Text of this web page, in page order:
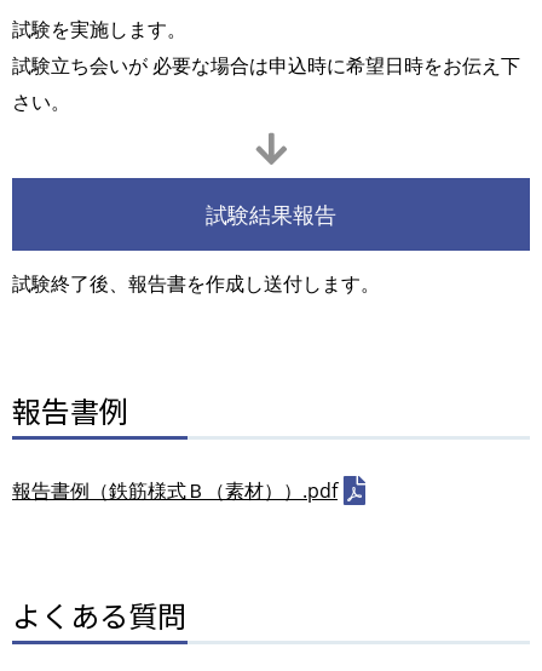
試験を実施します。
試験立ち会いが 必要な場合は申込時に希望日時をお伝え下
さい。
試験結果報告
試験終了後、報告書を作成し送付します。
報告書例
報告書例（鉄筋様式Ｂ（素材））.pdf
よくある質問